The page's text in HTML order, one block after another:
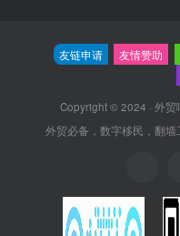
友链申请 友情赞助
Copyright © 2024 · 外贸
外贸必备，数字移民，翻